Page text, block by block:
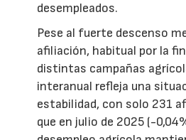
desempleados.
Pese al fuerte descenso
afiliación, habitual por la
distintas campañas
interanual refleja una
estabilidad, con solo 231
que en julio de 2025 (-